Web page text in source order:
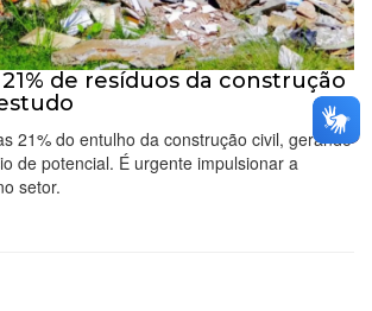
de resíduos da construção
21% do entulho da construção civil, gerando
de potencial. É urgente impulsionar a
setor.